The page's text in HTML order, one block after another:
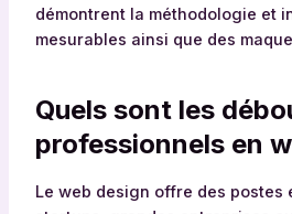
démontrent la méthodologie et
mesurables ainsi que des
Quels sont les
professionnels en
Le web design offre des postes